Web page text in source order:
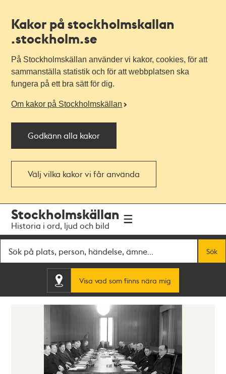
Kakor på stockholmskallan
.stockholm.se
På Stockholmskällan använder vi kakor, cookies, för att
sammanställa statistik och för att webbplatsen ska
fungera på ett bra sätt för dig.
Om kakor på Stockholmskällan
Godkänn alla kakor
Välj vilka kakor vi får använda
navigationen
huvudinnehållet
Stockholmskällan
Historia i ord, ljud och bild
Sök
Visa vad som finns nära mig